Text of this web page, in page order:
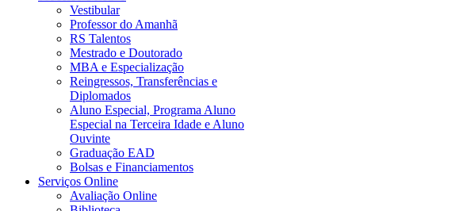
Vestibular
Professor do Amanhã
RS Talentos
Mestrado e Doutorado
MBA e Especialização
Reingressos, Transferências e
Diplomados
Aluno Especial, Programa Aluno
Especial na Terceira Idade e Aluno
Ouvinte
Graduação EAD
Bolsas e Financiamentos
Serviços Online
Avaliação Online